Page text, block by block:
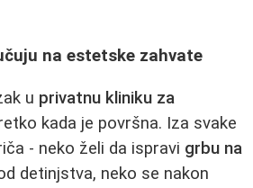
na estetske zahvate
u privatnu kliniku za
kada je površna. Iza svake
- neko želi da ispravi grbu na
detinjstva, neko se nakon